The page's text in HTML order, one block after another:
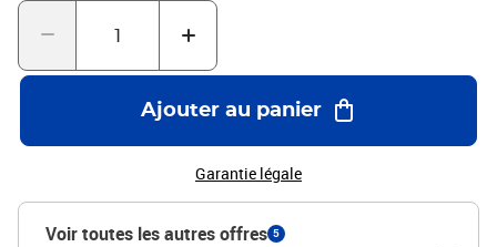
Ajouter au panier
Garantie légale
Voir toutes les autres offres 5